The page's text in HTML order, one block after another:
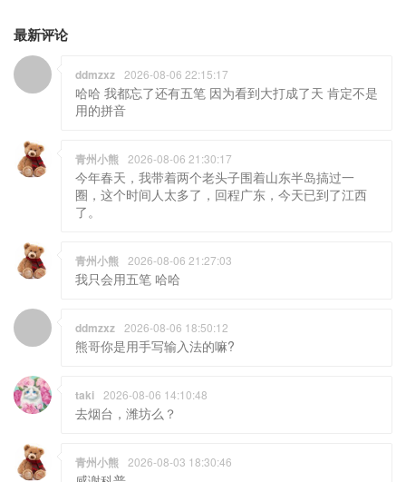
最新评论
ddmzxz 2026-08-06 22:15:17
哈哈 我都忘了还有五笔 因为看到大打成了天 肯定不是
用的拼音
青州小熊 2026-08-06 21:30:17
今年春天，我带着两个老头子围着山东半岛搞过一
圈，这个时间人太多了，回程广东，今天已到了江西
了。
青州小熊 2026-08-06 21:27:03
我只会用五笔 哈哈
ddmzxz 2026-08-06 18:50:12
熊哥你是用手写输入法的嘛?
taki 2026-08-06 14:10:48
去烟台，潍坊么？
青州小熊 2026-08-03 18:30:46